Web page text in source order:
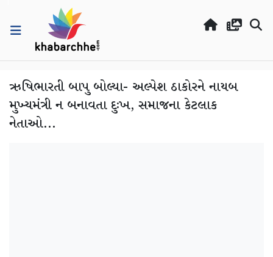
ઋષિભારતી બાપુ બોલ્યા- અલ્પેશ ઠાકોરને નાયબ
મુખ્યમંત્રી ન બનાવતા દુઃખ, સમાજના કેટલાક
નેતાઓ...